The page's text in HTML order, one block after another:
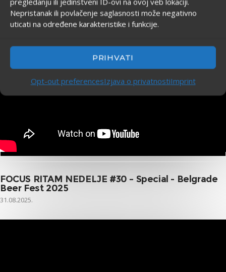
Nepristanak ili povlačenje saglasnosti može negativno
uticati na određene karakteristike i funkcije.
PRIHVATI
Opt-out preferencesIzjava o privatnostiImprint
FOCUS RITAM NEDELJE #30 – Special - Belgrade
Beer Fest 2025
31.08.2025.